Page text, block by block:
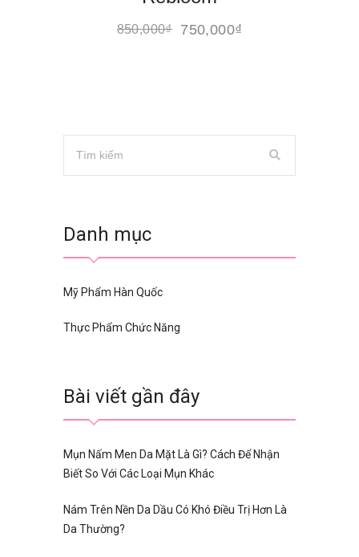
850,000₫ 750,000₫
Danh mục
Mỹ Phẩm Hàn Quốc
Thực Phẩm Chức Năng
Bài viết gần đây
Mụn Nấm Men Da Mặt Là Gì? Cách Để Nhận
Biết So Với Các Loại Mụn Khác
Nám Trên Nền Da Dầu Có Khó Điều Trị Hơn Là
Da Thường?